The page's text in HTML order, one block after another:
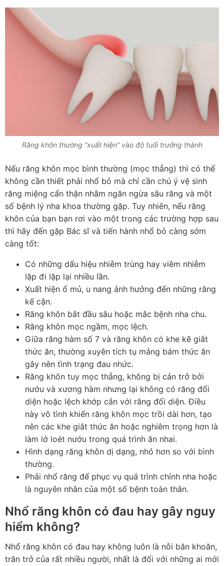
Răng khôn thường “xuất hiện” vào độ tuổi trưởng thành
Nếu răng khôn mọc bình thường (mọc thẳng) thì có thể
không cần thiết phải nhổ bỏ mà chỉ cần chú ý vệ sinh
răng miệng cẩn thận nhằm ngăn ngừa sâu răng và một
số bệnh lý nha khoa thường gặp. Tuy nhiên, nếu răng
khôn của bạn bạn rơi vào một trong các trường hợp sau
thì hãy đến gặp Bác sĩ và tiến hành nhổ bỏ càng sớm
càng tốt:
Có những dấu hiệu nhiễm trùng hay viêm nhiễm
lặp đi lặp lại nhiều lần.
Xuất hiện ổ mủ, u nang ảnh hưởng đến những răng
kế cận.
Răng khôn bắt đầu sâu hoặc mắc bệnh nha chu.
Răng khôn mọc ngầm, mọc lệch.
Giữa răng hàm số 7 và răng khôn có khe kẽ giắt
thức ăn, thường xuyên tích tụ mảng bám thức ăn
gây nên tình trạng đau nhức.
Răng khôn tuy mọc thẳng, không bị cản trở bởi
nướu và xương hàm nhưng lại không có răng đối
diện hoặc lệch khớp cắn với răng đối diện. Điều
này vô tình khiến răng khôn mọc trồi dài hơn, tạo
nên các khe giắt thức ăn hoặc nghiêm trọng hơn là
làm lở loét nướu trong quá trình ăn nhai.
Hình dạng răng khôn dị dạng, nhỏ hơn so với bình
thường.
Phải nhổ răng để phục vụ quá trình chỉnh nha hoặc
là nguyên nhân của một số bệnh toàn thân.
Nhổ răng khôn có đau hay gây nguy
hiểm không?
Nhổ răng khôn có đau hay không luôn là nỗi băn khoăn,
trăn trở của rất nhiều người, nhất là đối với những ai mới